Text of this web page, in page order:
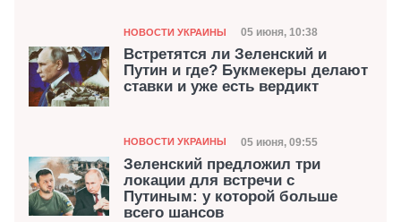
Категория
НОВОСТИ УКРАИНЫ Дата публикации
05 июня, 10:38
Встретятся ли Зеленский и
Путин и где? Букмекеры делают
ставки и уже есть вердикт
Категория
НОВОСТИ УКРАИНЫ Дата публикации
05 июня, 09:55
Зеленский предложил три
локации для встречи с
Путиным: у которой больше
всего шансов